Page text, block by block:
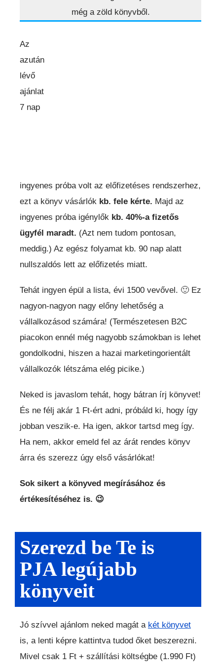
még a zöld könyvből.
Az
azután
lévő
ajánlat
7 nap
ingyenes próba volt az előfizetéses rendszerhez,
ezt a könyv vásárlók kb. fele kérte. Majd az
ingyenes próba igénylők kb. 40%-a fizetős
ügyfél maradt. (Azt nem tudom pontosan,
meddig.) Az egész folyamat kb. 90 nap alatt
nullszaldós lett az előfizetés miatt.
Tehát ingyen épül a lista, évi 1500 vevővel. 🙂 Ez
nagyon-nagyon nagy előny lehetőség a
vállalkozásod számára! (Természetesen B2C
piacokon ennél még nagyobb számokban is lehet
gondolkodni, hiszen a hazai marketingorientált
vállalkozók létszáma elég picike.)
Neked is javaslom tehát, hogy bátran írj könyvet!
És ne félj akár 1 Ft-ért adni, próbáld ki, hogy így
jobban veszik-e. Ha igen, akkor tartsd meg így.
Ha nem, akkor emeld fel az árát rendes könyv
árra és szerezz úgy első vásárlókat!
Sok sikert a könyved megírásához és
értékesítéséhez is. 😉
Szerezd be Te is
PJA legújabb
könyveit
Jó szívvel ajánlom neked magát a két könyvet
is, a lenti képre kattintva tudod őket beszerezni.
Mivel csak 1 Ft + szállítási költségbe (1.990 Ft)